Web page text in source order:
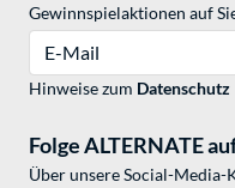
Gewinnspielaktionen auf
Hinweise zum Datenschutz
Folge ALTERNATE
Über unsere Social-